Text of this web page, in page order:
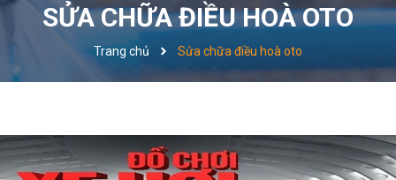
SỬA CHỮA ĐIỀU HOÀ OTO
Trang chủ Sửa chữa điều hoà oto